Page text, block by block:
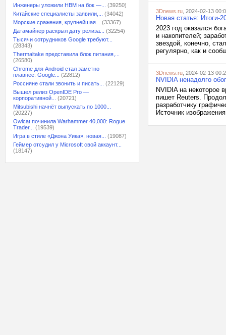
Инженеры уложили HBM на бок —...
(39250)
Китайские специалисты заявили,...
(34042)
Морские сражения, крупнейшая...
(33367)
Датамайнер раскрыл дату релиза...
(32254)
Тысячи сотрудников Google требуют...
(28343)
Thermaltake представила блок питания,...
(26580)
Chrome для Android стал заметно
плавнее: Google...
(22812)
Россияне стали звонить и писать...
(22129)
Вышел релиз OpenIDE Pro —
корпоративной...
(20721)
Mitsubishi начнёт выпускать по 1000...
(20227)
Owlcat починила Warhammer 40,000: Rogue
Trader...
(19539)
Игра в стиле «Джона Уика», новая...
(19087)
Геймер отсудил у Microsoft свой аккаунт...
(18147)
3Dnews.ru , 2024-02-13
Новая статья: Итоги-
2023 год оказался
и накопителей;
звездой, конечно,
регулярно, как и
3Dnews.ru , 2024-02-13
NVIDIA ненадолго
NVIDIA на некоторое
пишет Reuters.
разработчику
Источник